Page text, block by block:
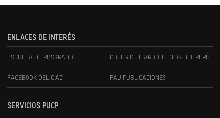
ENLACES DE INTERÉS
ESCUELA DE POSGRADO COLEGIO DE ARQUITECTOS DEL PERÚ
FACEBOOK DEL CIAC FAU PUBLICACIONES
SERVICIOS PUCP